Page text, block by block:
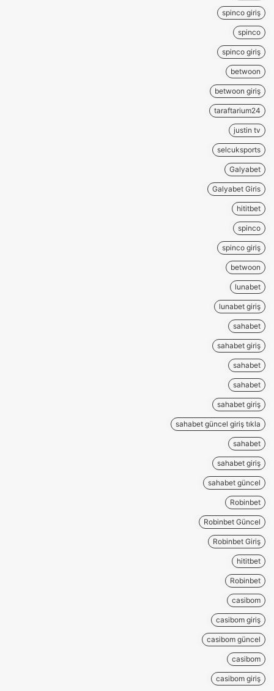
spinco giriş
spinco
spinco giriş
betwoon
betwoon giriş
taraftarium24
justin tv
selcuksports
Galyabet
Galyabet Giris
hititbet
spinco
spinco giriş
betwoon
lunabet
lunabet giriş
sahabet
sahabet giriş
sahabet
sahabet
sahabet giriş
sahabet güncel giriş tıkla
sahabet
sahabet giriş
sahabet güncel
Robinbet
Robinbet Güncel
Robinbet Giriş
hititbet
Robinbet
casibom
casibom giriş
casibom güncel
casibom
casibom giriş